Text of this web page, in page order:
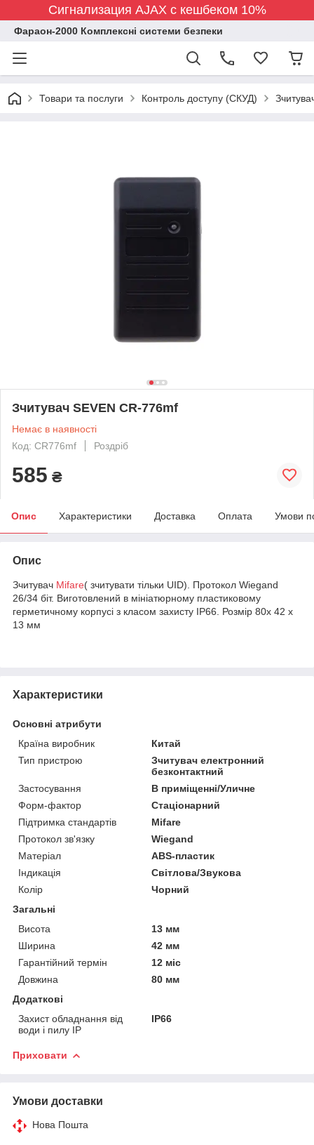
Сигнализация AJAX с кешбеком 10%
Фараон-2000 Комплексні системи безпеки
Товари та послуги Контроль доступу (СКУД)
Зчитувач SEVEN CR-776mf
Немає в наявності
Код: CR776mf
Роздріб
585 ₴
Опис Характеристики Доставка Оплата Умови
Опис
Зчитувач Mifare( зчитувати тільки UID). Протокол Wiegand
26/34 біт. Виготовлений в мініатюрному пластиковому
герметичному корпусі з класом захисту IP66. Розмір 80x 42 x
13 мм
Характеристики
Основні атрибути
Країна виробник
Китай
Тип пристрою
Зчитувач електронний
безконтактний
Застосування
В приміщенні/Уличне
Форм-фактор
Стаціонарний
Підтримка стандартів
Mifare
Протокол зв'язку
Wiegand
Матеріал
ABS-пластик
Індикація
Світлова/Звукова
Колір
Чорний
Загальні
Висота
13 мм
Ширина
42 мм
Гарантійний термін
12 міс
Довжина
80 мм
Додаткові
Захист обладнання від
води і пилу IP
IP66
Приховати
Умови доставки
Нова Пошта